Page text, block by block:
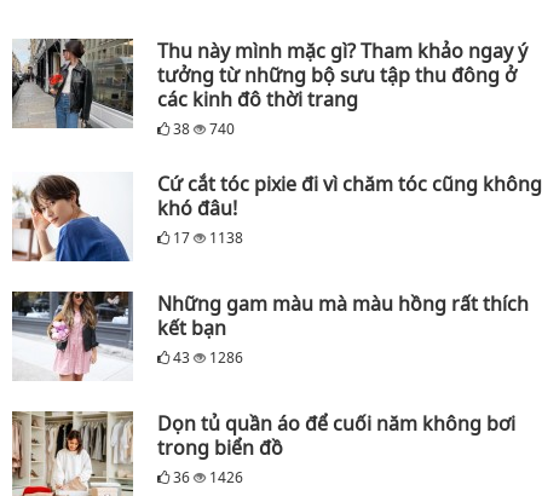
Thu này mình mặc gì? Tham khảo ngay ý
tưởng từ những bộ sưu tập thu đông ở
các kinh đô thời trang
38 740
Cứ cắt tóc pixie đi vì chăm tóc cũng không
khó đâu!
17 1138
Những gam màu mà màu hồng rất thích
kết bạn
43 1286
Dọn tủ quần áo để cuối năm không bơi
trong biển đồ
36 1426